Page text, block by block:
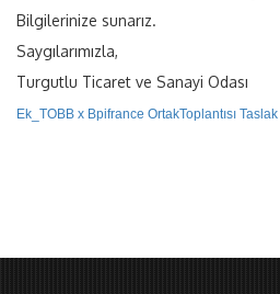
Bilgilerinize sunarız.
Saygılarımızla,
Turgutlu Ticaret ve Sanayi Odası
Ek_TOBB x Bpifrance OrtakToplantısı